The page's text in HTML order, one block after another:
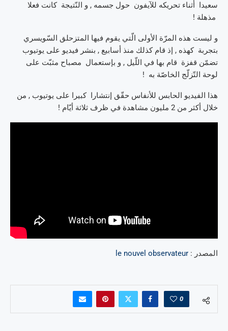
سعيدا أثناء تحريكه للآيفون حول جسمه , و النّتيجة كانت فعلا
مذهلة !
و ليست هذه المرّة الأولى الّتي يقوم فيها المتزحلق السّويسري
بتجربة كهذه , إذ قام كذلك منذ أسابيع , بنشر فيديو على يوتيوب
تضمّن قفزة قام بها في اللّيل , و بإستعمال مصباح مثبّت على
لوحة التّزلّج الخاصّة به !
هذا الفيديو الحابس للأنفاس حقّق إنتشارا كبيرا على يوتيوب , من
خلال أكثر من 2 مليون مشاهدة في ظرف ثلاثة أيّام !
المصدر : le nouvel observateur
0